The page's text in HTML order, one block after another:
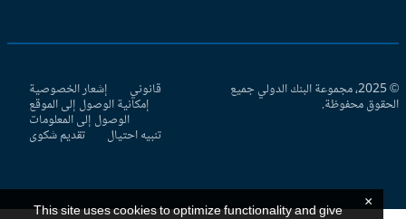
© 2025، مجموعة البنك الدولي جميع
محفوظة.
قانوني إشعار الخصوصية
إمكانية الوصول إلى الموقع
الوصول إلى المعلومات
تنبيه احتيال تقديم شكوى
This site uses cookies to optimize functionality and give ×